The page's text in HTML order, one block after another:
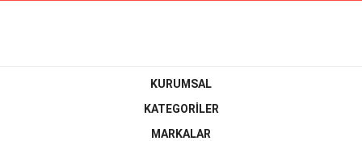
KURUMSAL
KATEGORİLER
MARKALAR